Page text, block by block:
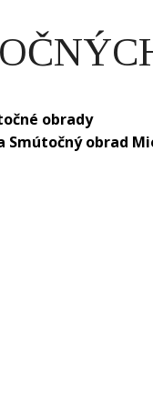
obrady
Smútočný obrad